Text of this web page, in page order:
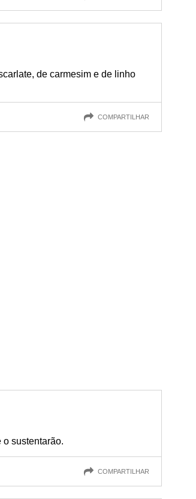
de carmesim e de linho
COMPARTILHAR
o sustentarão.
COMPARTILHAR